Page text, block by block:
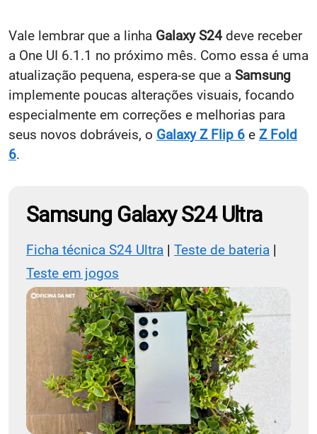
Vale lembrar que a linha Galaxy S24 deve receber
a One UI 6.1.1 no próximo mês. Como essa é uma
atualização pequena, espera-se que a Samsung
implemente poucas alterações visuais, focando
especialmente em correções e melhorias para
seus novos dobráveis, o Galaxy Z Flip 6 e Z Fold
6.
Samsung Galaxy S24 Ultra
Ficha técnica S24 Ultra | Teste de bateria |
Teste em jogos